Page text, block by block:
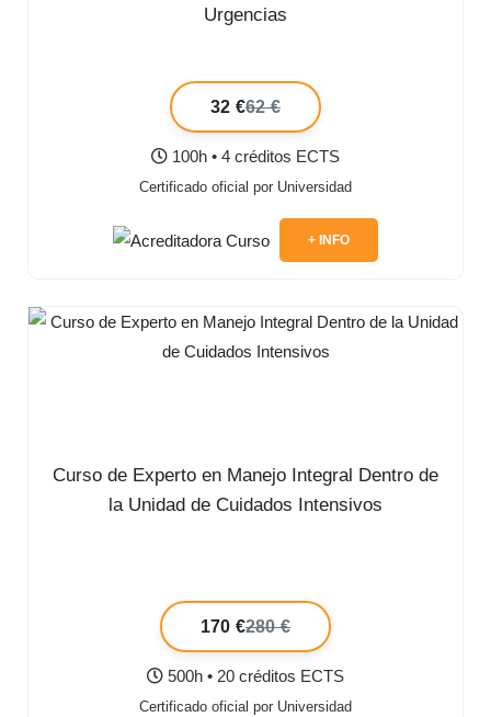
Urgencias
32 €62 €
100h • 4 créditos ECTS
Certificado oficial por Universidad
+ INFO
Curso de Experto en Manejo Integral Dentro de
la Unidad de Cuidados Intensivos
170 €280 €
500h • 20 créditos ECTS
Certificado oficial por Universidad